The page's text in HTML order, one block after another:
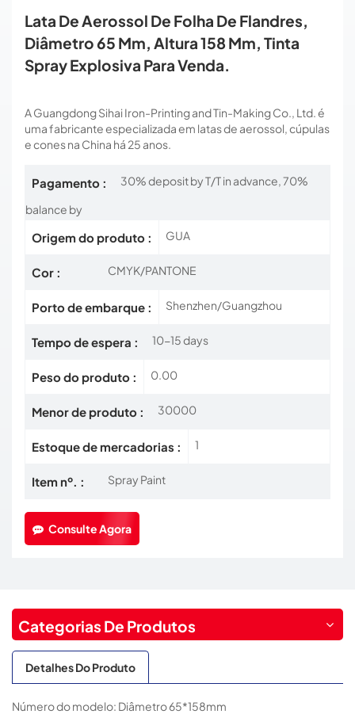
Lata De Aerossol De Folha De Flandres,
Diâmetro 65 Mm, Altura 158 Mm, Tinta
Spray Explosiva Para Venda.
A Guangdong Sihai Iron-Printing and Tin-Making Co., Ltd. é
uma fabricante especializada em latas de aerossol, cúpulas
e cones na China há 25 anos.
Pagamento :
30% deposit by T/T in advance, 70%
balance by
Origem do produto : GUA
Cor : CMYK/PANTONE
Porto de embarque : Shenzhen/Guangzhou
Tempo de espera : 10-15 days
Peso do produto : 0.00
Menor de produto : 30000
Estoque de mercadorias : 1
Item nº. : Spray Paint
Consulte Agora
Categorias De Produtos
Detalhes Do Produto
Número do modelo: Diâmetro 65*158mm